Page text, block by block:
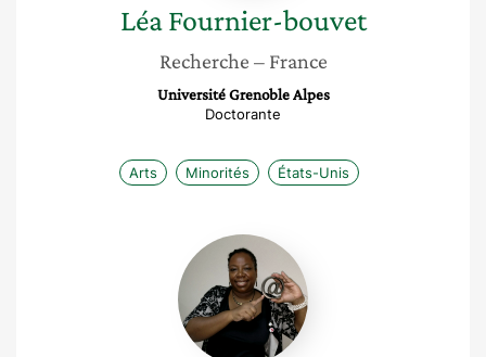
Léa Fournier-bouvet
Recherche – France
Université Grenoble Alpes
Doctorante
Arts Minorités États-Unis
Betty
Fausta